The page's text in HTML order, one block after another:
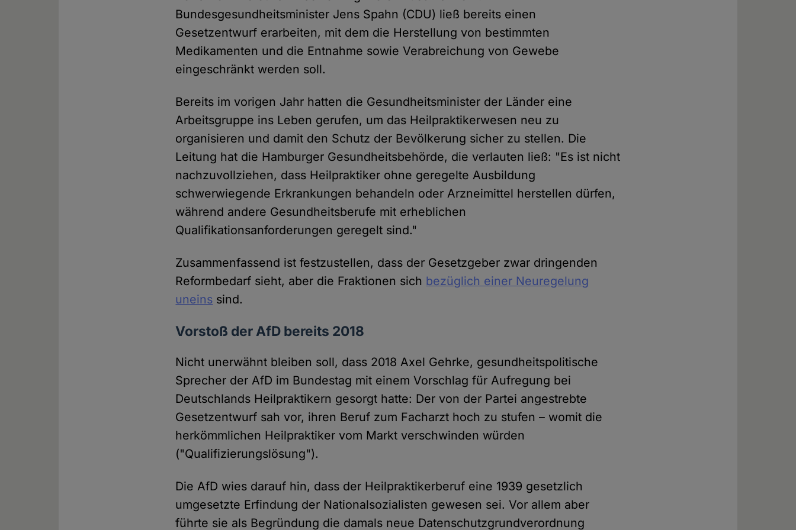
Bundesgesundheitsminister Jens Spahn (CDU) ließ bereits einen
Gesetzentwurf erarbeiten, mit dem die Herstellung von bestimmten
Medikamenten und die Entnahme sowie Verabreichung von Gewebe
eingeschränkt werden soll.
Bereits im vorigen Jahr hatten die Gesundheitsminister der Länder eine
Arbeitsgruppe ins Leben gerufen, um das Heilpraktikerwesen neu zu
organisieren und damit den Schutz der Bevölkerung sicher zu stellen. Die
Leitung hat die Hamburger Gesundheitsbehörde, die verlauten ließ: "Es ist nicht
nachzuvollziehen, dass Heilpraktiker ohne geregelte Ausbildung
schwerwiegende Erkrankungen behandeln oder Arzneimittel herstellen dürfen,
während andere Gesundheitsberufe mit erheblichen
Qualifikationsanforderungen geregelt sind."
Zusammenfassend ist festzustellen, dass der Gesetzgeber zwar dringenden
Reformbedarf sieht, aber die Fraktionen sich bezüglich einer Neuregelung
uneins sind.
Vorstoß der AfD bereits 2018
Nicht unerwähnt bleiben soll, dass 2018 Axel Gehrke, gesundheitspolitische
Sprecher der AfD im Bundestag mit einem Vorschlag für Aufregung bei
Deutschlands Heilpraktikern gesorgt hatte: Der von der Partei angestrebte
Gesetzentwurf sah vor, ihren Beruf zum Facharzt hoch zu stufen – womit die
herkömmlichen Heilpraktiker vom Markt verschwinden würden
("Qualifizierungslösung").
Die AfD wies darauf hin, dass der Heilpraktikerberuf eine 1939 gesetzlich
umgesetzte Erfindung der Nationalsozialisten gewesen sei. Vor allem aber
führte sie als Begründung die damals neue Datenschutzgrundverordnung